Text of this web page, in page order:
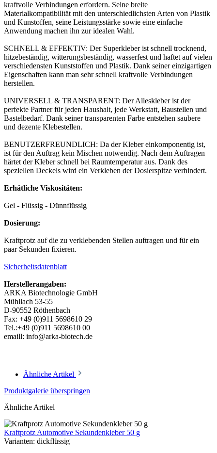
kraftvolle Verbindungen erfordern. Seine breite
Materialkompatibilität mit den unterschiedlichsten Arten von Plastik
und Kunstoffen, seine Leistungsstärke sowie eine einfache
Anwendung machen ihn zur idealen Wahl.
SCHNELL & EFFEKTIV: Der Superkleber ist schnell trocknend,
hitzebeständig, witterungsbeständig, wasserfest und haftet auf vielen
verschiedensten Kunststoffen und Plastik. Dank seiner einzigartigen
Eigenschaften kann man sehr schnell kraftvolle Verbindungen
herstellen.
UNIVERSELL & TRANSPARENT: Der Alleskleber ist der
perfekte Partner für jeden Haushalt, jede Werkstatt, Baustellen und
Bastelbedarf. Dank seiner transparenten Farbe entstehen saubere
und dezente Klebestellen.
BENUTZERFREUNDLICH: Da der Kleber einkomponentig ist,
ist für den Auftrag kein Mischen notwendig. Nach dem Auftragen
härtet der Kleber schnell bei Raumtemperatur aus. Dank des
speziellen Deckels wird ein Verkleben der Dosierspitze verhindert.
Erhätliche Viskositäten:
Gel - Flüssig - Dünnflüssig
Dosierung:
Kraftprotz auf die zu verklebenden Stellen auftragen und für ein
paar Sekunden fixieren.
Sicherheitsdatenblatt
Herstellerangaben:
ARKA Biotechnologie GmbH
Mühllach 53-55
D-90552 Röthenbach
Fax: +49 (0)911 5698610 29
Tel.:+49 (0)911 5698610 00
emaill: info@arka-biotech.de
Ähnliche Artikel
Produktgalerie überspringen
Ähnliche Artikel
Kraftprotz Automotive Sekundenkleber 50 g
Varianten: dickflüssig